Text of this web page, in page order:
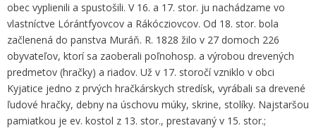
obec vyplienili a spustošili. V 16. a 17. stor. ju nachádzame vo
vlastníctve Lórántfyovcov a Rákócziovcov. Od 18. stor. bola
začlenená do panstva Muráň. R. 1828 žilo v 27 domoch 226
obyvateľov, ktorí sa zaoberali poľnohosp. a výrobou drevených
predmetov (hračky) a riadov. Už v 17. storočí vzniklo v obci
Kyjatice jedno z prvých hračkárskych stredísk, vyrábali sa drevené
ľudové hračky, debny na úschovu múky, skrine, stolíky. Najstaršou
pamiatkou je ev. kostol z 13. stor., prestavaný v 15. stor.;